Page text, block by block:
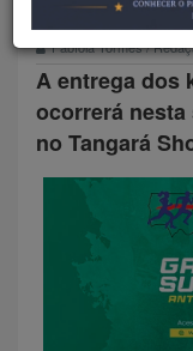
Fabíola Tormes /
A entrega dos
ocorrerá nesta
no Tangará